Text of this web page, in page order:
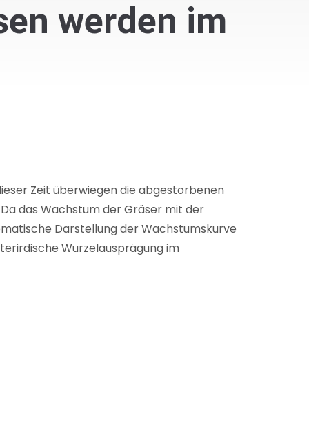
werden im
Zeit überwiegen die abgestorbenen
das Wachstum der Gräser mit der
Darstellung der Wachstumskurve
Wurzelausprägung im